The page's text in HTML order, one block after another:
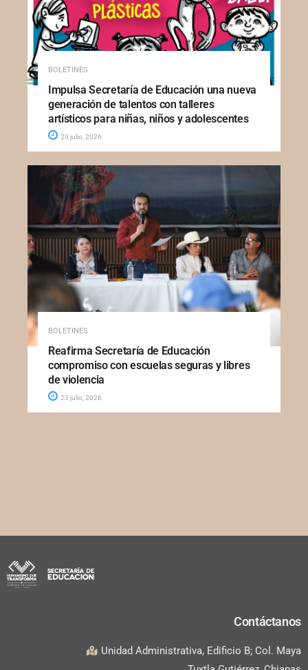
BOLETINES
Impulsa Secretaría de Educación una nueva
generación de talentos con talleres
artísticos para niñas, niños y adolescentes
29 julio, 2026
BOLETINES
Reafirma Secretaría de Educación
compromiso con escuelas seguras y libres
de violencia
23 julio, 2026
Contáctanos
Unidad Administrativa, Edificio B; Col. Maya